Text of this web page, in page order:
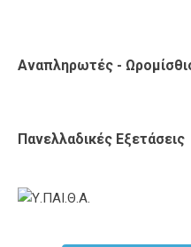
Αναπληρωτές -
Πανελλαδικές Εξετάσεις